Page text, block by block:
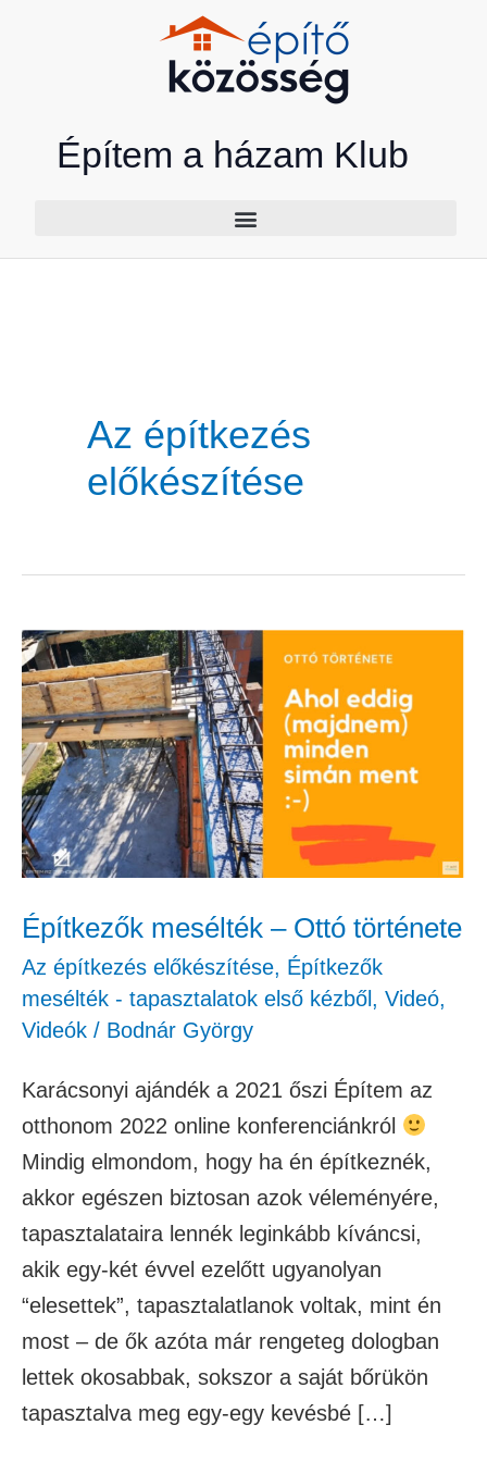
Építem a házam Klub
Az építkezés
előkészítése
Építkezők mesélték – Ottó története
Az építkezés előkészítése, Építkezők
mesélték - tapasztalatok első kézből , Videó,
Videók / Bodnár György
Karácsonyi ajándék a 2021 őszi Építem az
otthonom 2022 online konferenciánkról
Mindig elmondom, hogy ha én építkeznék,
akkor egészen biztosan azok véleményére,
tapasztalataira lennék leginkább kíváncsi,
akik egy-két évvel ezelőtt ugyanolyan
“elesettek”, tapasztalatlanok voltak, mint én
most – de ők azóta már rengeteg dologban
lettek okosabbak, sokszor a saját bőrükön
tapasztalva meg egy-egy kevésbé […]
Építkezők
mesélték
–
Ottó
története